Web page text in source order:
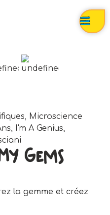
, Microscience
, I'm A Genius,
Gems
la gemme et créez